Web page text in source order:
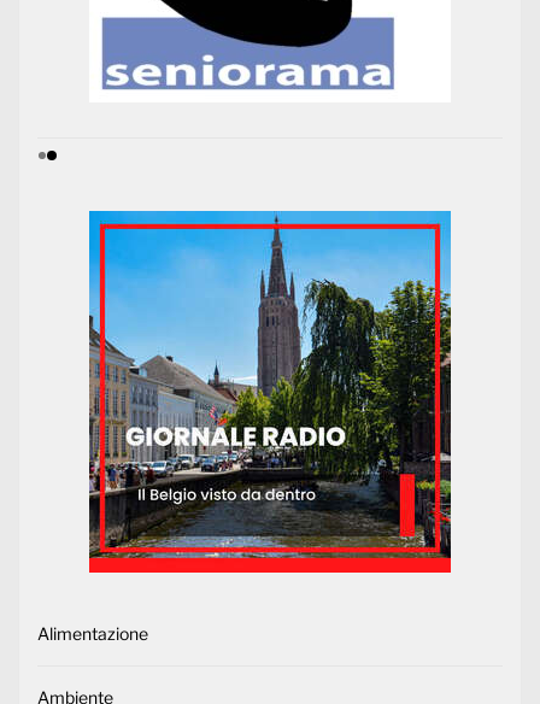
Alimentazione
Ambiente